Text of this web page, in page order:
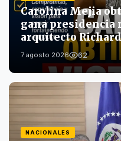
Carolina Mejia
gana presidencia
arquitecto
7 agosto 2026 62
NACIONALES